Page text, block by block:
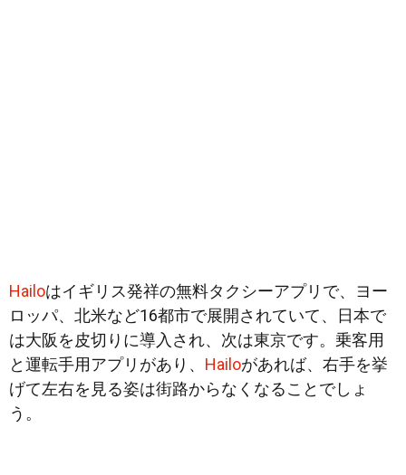
Hailoはイギリス発祥の無料タクシーアプリで、ヨー
ロッパ、北米など16都市で展開されていて、日本で
は大阪を皮切りに導入され、次は東京です。乗客用
と運転手用アプリがあり、 Hailoがあれば、右手を挙
げて左右を見る姿は街路からなくなることでしょ
う。